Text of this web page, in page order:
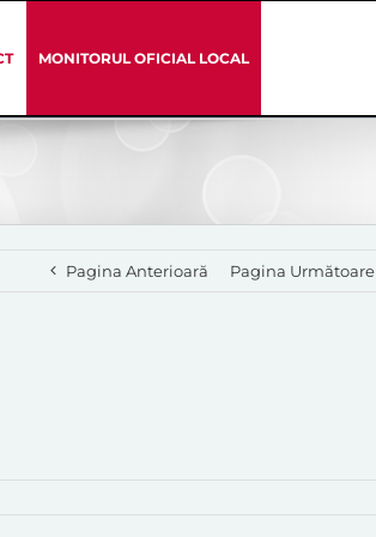
MONITORUL OFICIAL LOCAL
Pagina Anterioară Pagina Următoare